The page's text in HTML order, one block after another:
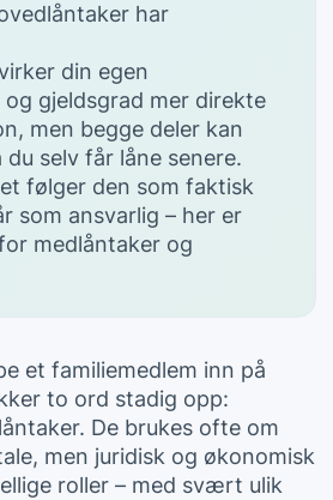
har
din egen
gjeldsgrad mer direkte
men begge deler kan
du selv får låne senere.
følger den som faktisk
som ansvarlig – her er
medlåntaker og
et familiemedlem inn på
to ord stadig opp:
De brukes ofte om
men juridisk og økonomisk
roller – med svært ulik